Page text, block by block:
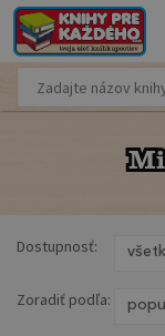
Dostupnosť:
Zoradiť podľa: